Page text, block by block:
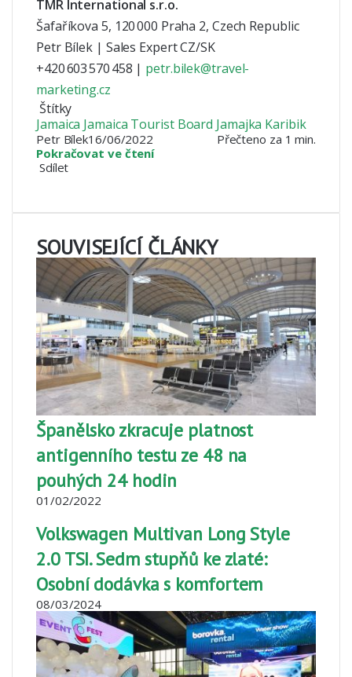
TMR International s.r.o.
Šafaříkova 5, 120 000 Praha 2, Czech Republic
Petr Bílek | Sales Expert CZ/SK
+420 603 570 458 | petr.bilek@travel-
marketing.cz
Štítky
Jamaica Jamaica Tourist Board Jamajka Karibik
Petr Bílek16/06/2022
Přečteno za 1 min.
Pokračovat ve čtení
Sdílet
SOUVISEJÍCÍ ČLÁNKY
Španělsko zkracuje platnost
antigenního testu ze 48 na
pouhých 24 hodin
01/02/2022
Volkswagen Multivan Long Style
2.0 TSI. Sedm stupňů ke zlaté:
Osobní dodávka s komfortem
08/03/2024